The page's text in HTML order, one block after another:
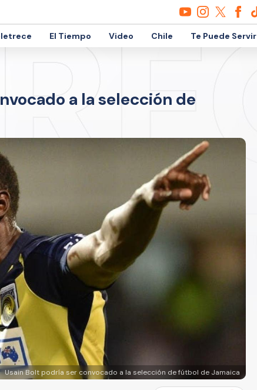
El Tiempo Video Chile Te Puede Servir
a la selección de
Usain Bolt podría ser convocado a la selección de fútbol de Jamaica